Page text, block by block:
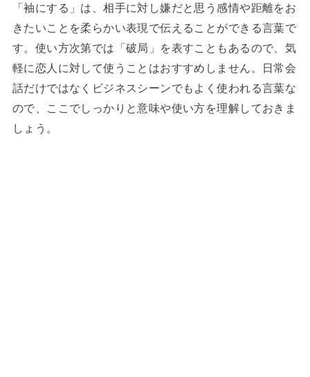
「袖にする」は、相手に対し嫌だと思う感情や距離をお
きたいことを柔らかい表現で伝えることができる言葉で
す。使い方次第では「破局」を表すこともあるので、気
軽に恋人に対して使うことはおすすめしません。日常会
話だけではなくビジネスシーンでもよく使われる言葉な
ので、ここでしっかりと意味や使い方を理解しておきま
しょう。